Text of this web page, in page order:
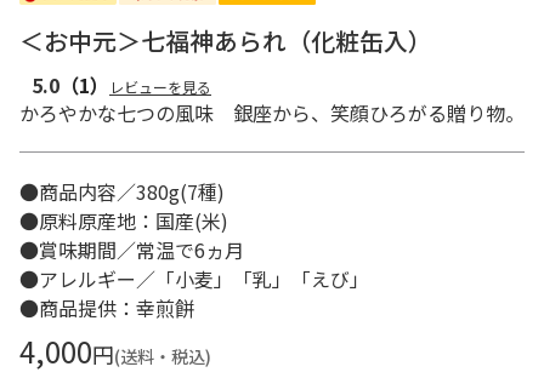
＜お中元＞七福神あられ（化粧缶入）
5.0 （1） レビューを見る
かろやかな七つの風味 銀座から、笑顔ひろがる贈り物。
●商品内容／380g(7種)
●原料原産地：国産(米)
●賞味期間／常温で6ヵ月
●アレルギー／「小麦」「乳」「えび」
●商品提供：幸煎餅
4,000円(送料・税込)